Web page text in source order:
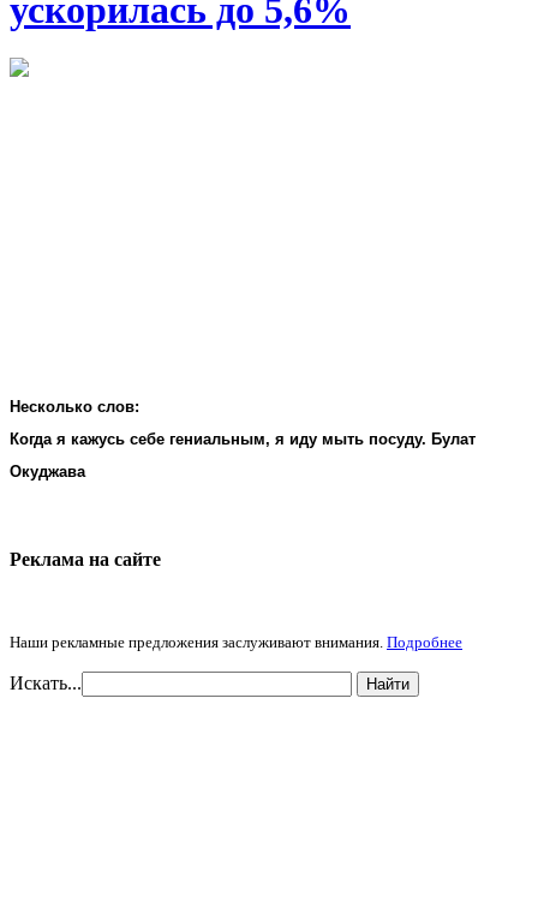
ускорилась до 5,6%
Несколько слов:
Когда я кажусь себе гениальным, я иду мыть посуду. Булат
Окуджава
Реклама на cайте
Наши рекламные предложения заслуживают внимания. Подробнее
Искать... Найти